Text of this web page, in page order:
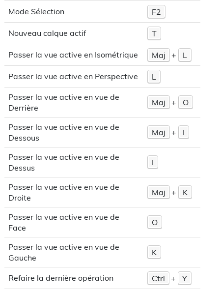
Mode Sélection F2
Nouveau calque actif T
Passer la vue active en Isométrique Maj + L
Passer la vue active en Perspective L
Passer la vue active en vue de
Derrière
Maj + O
Passer la vue active en vue de
Dessous
Maj + I
Passer la vue active en vue de
Dessus
I
Passer la vue active en vue de
Droite
Maj + K
Passer la vue active en vue de
Face
O
Passer la vue active en vue de
Gauche
K
Refaire la dernière opération Ctrl + Y